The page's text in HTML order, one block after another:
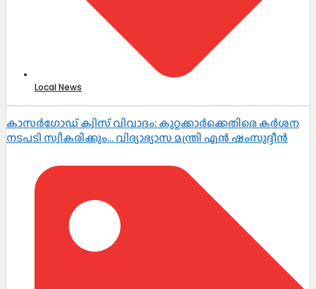
Local News
കാസർഗോഡ് ക്വിസ് വിവാദം: കുറ്റക്കാർക്കെതിരെ കർശന
നടപടി സ്വീകരിക്കും… വിദ്യാഭ്യാസ മന്ത്രി എൻ ഷംസുദ്ദീൻ